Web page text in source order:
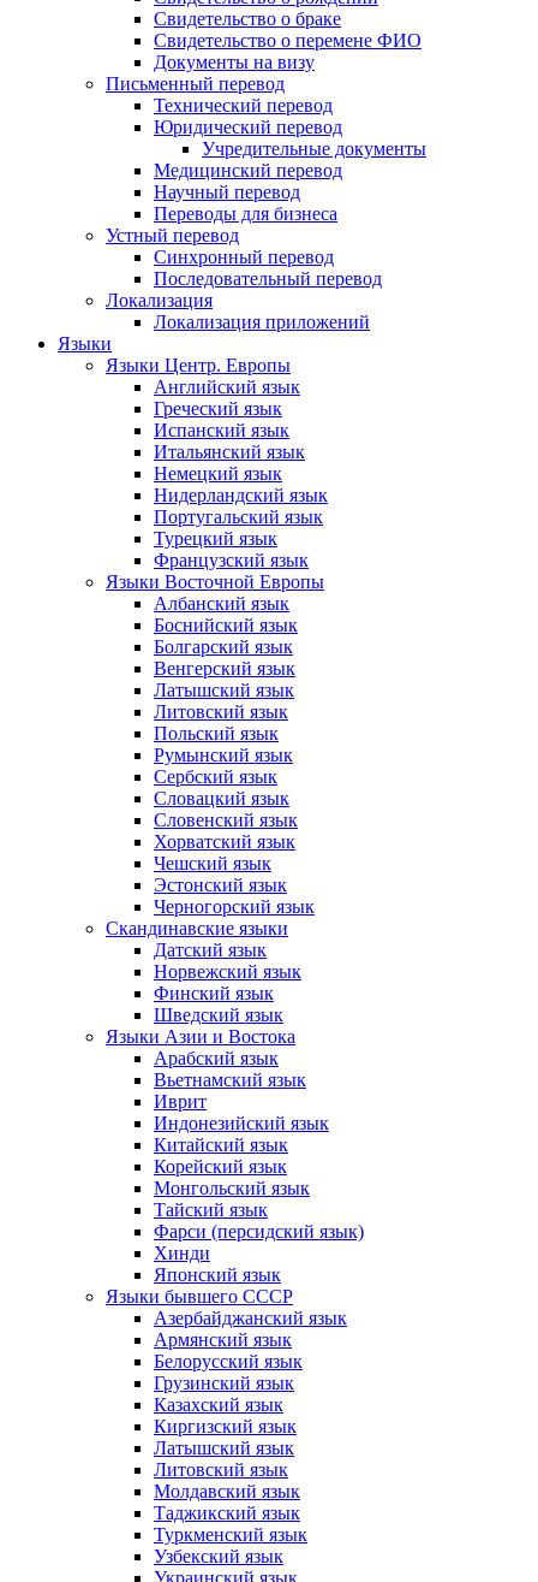
Свидетельство о браке
Свидетельство о перемене ФИО
Документы на визу
Письменный перевод
Технический перевод
Юридический перевод
Учредительные документы
Медицинский перевод
Научный перевод
Переводы для бизнеса
Устный перевод
Синхронный перевод
Последовательный перевод
Локализация
Локализация приложений
Языки
Языки Центр. Европы
Английский язык
Греческий язык
Испанский язык
Итальянский язык
Немецкий язык
Нидерландский язык
Португальский язык
Турецкий язык
Французский язык
Языки Восточной Европы
Албанский язык
Боснийский язык
Болгарский язык
Венгерский язык
Латышский язык
Литовский язык
Польский язык
Румынский язык
Сербский язык
Словацкий язык
Словенский язык
Хорватский язык
Чешский язык
Эстонский язык
Черногорский язык
Скандинавские языки
Датский язык
Норвежский язык
Финский язык
Шведский язык
Языки Азии и Востока
Арабский язык
Вьетнамский язык
Иврит
Индонезийский язык
Китайский язык
Корейский язык
Монгольский язык
Тайский язык
Фарси (персидский язык)
Хинди
Японский язык
Языки бывшего СССР
Азербайджанский язык
Армянский язык
Белорусский язык
Грузинский язык
Казахский язык
Киргизский язык
Латышский язык
Литовский язык
Молдавский язык
Таджикский язык
Туркменский язык
Узбекский язык
Украинский язык